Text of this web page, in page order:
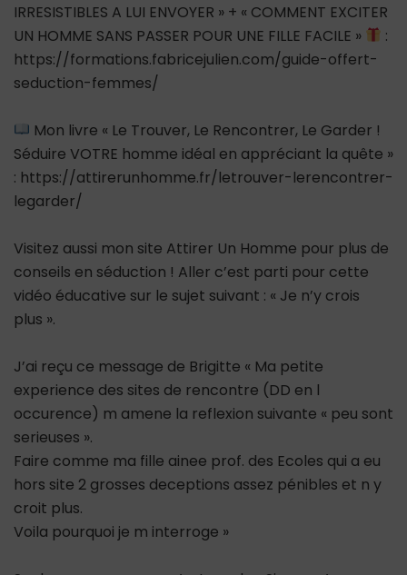
IRRESISTIBLES A LUI ENVOYER » + « COMMENT EXCITER
UN HOMME SANS PASSER POUR UNE FILLE FACILE »
:
https://formations.fabricejulien.com/guide-offert-
seduction-femmes/
Mon livre « Le Trouver, Le Rencontrer, Le Garder !
Séduire VOTRE homme idéal en appréciant la quête »
: https://attirerunhomme.fr/letrouver-lerencontrer-
legarder/
Visitez aussi mon site Attirer Un Homme pour plus de
conseils en séduction ! Aller c’est parti pour cette
vidéo éducative sur le sujet suivant : « Je n’y crois
plus ».
J’ai reçu ce message de Brigitte « Ma petite
experience des sites de rencontre (DD en l
occurence) m amene la reflexion suivante « peu sont
serieuses ».
Faire comme ma fille ainee prof. des Ecoles qui a eu
hors site 2 grosses deceptions assez pénibles et n y
croit plus.
Voila pourquoi je m interroge »